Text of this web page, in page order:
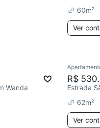
60m²
Ver
Wanda
R$
Estrada
62m²
Ver